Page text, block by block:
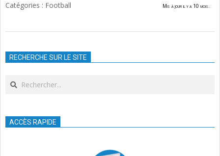
Catégories : Football Mis à jour il y a 10 mois.
27RECHERCHE SUR LE SITE
Search
ACCÈS RAPIDE